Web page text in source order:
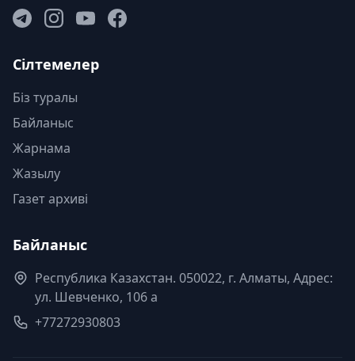
Сілтемелер
Біз туралы
Байланыс
Жарнама
Жазылу
Газет архиві
Байланыс
Республика Казахстан. 050022, г. Алматы, Адрес:
ул. Шевченко, 106 а
+77272930803